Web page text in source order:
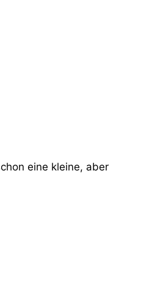
eine kleine, aber